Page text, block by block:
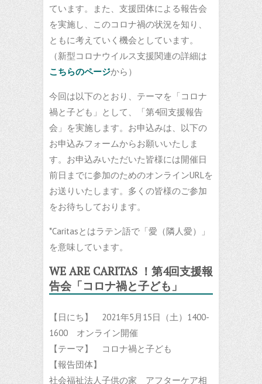
ています。また、支援団体による報告会
を実施し、このコロナ禍の状況を知り、
ともに考えていく機会としています。
（新型コロナウイルス支援関連の詳細は
こちらのページから）
今回は以下のとおり、テーマを「コロナ
禍と子ども」として、「第4回支援報告
会」を実施します。お申込みは、以下の
お申込みフォームからお願いいたしま
す。お申込みいただいた皆様には開催日
前日までに参加のためのオンラインURLを
お送りいたします。多くの皆様のご参加
をお待ちしております。
*Caritasとはラテン語で「愛（隣人愛）」
を意味しています。
WE ARE CARITAS ！第4回支援報
告会「コロナ禍と子ども」
【日にち】 2021年5月15日（土）1400-
1600 オンライン開催
【テーマ】 コロナ禍と子ども
【報告団体】
社会福祉法人子供の家 アフターケア相